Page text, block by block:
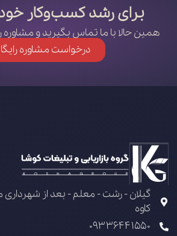
برای رشد کسب‌وکار خود
همین حالا با ما تماس بگیرید و مشاوره
درخواست مشاوره
کاوه
09336441550